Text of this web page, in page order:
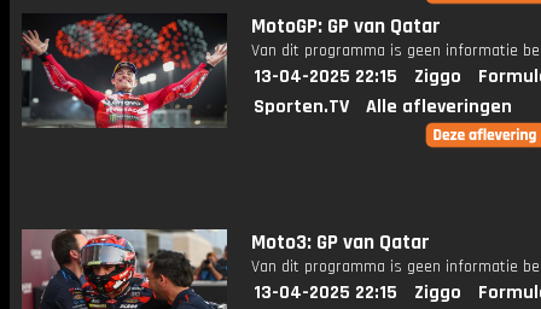
MotoGP: GP van Qatar
Van dit programma is geen informatie
13-04-2025 22:15 Ziggo
Sporten.TV
Alle afleveringen
Moto3: GP van Qatar
Van dit programma is geen informatie
13-04-2025 22:15 Ziggo